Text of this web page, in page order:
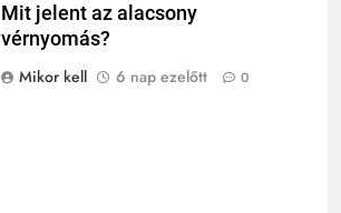
Mit jelent az alacsony
vérnyomás?
Mikor kell
6 nap ezelőtt 0